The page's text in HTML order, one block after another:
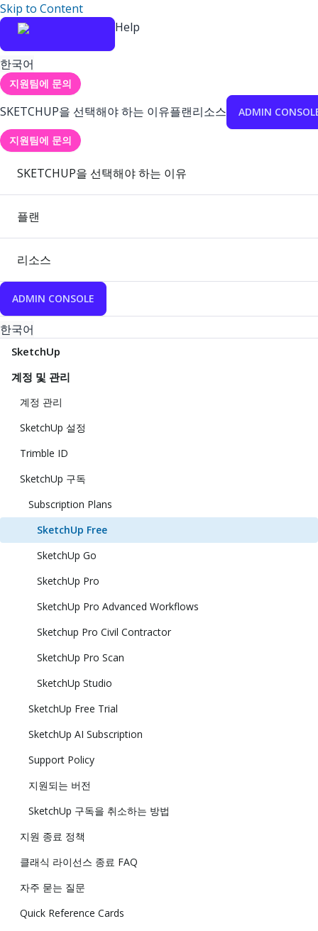
Skip to Content
Help
한국어
지원팀에 문의
SKETCHUP을 선택해야 하는 이유플랜리소스 ADMIN
지원팀에 문의
SKETCHUP을 선택해야 하는 이유
플랜
리소스
ADMIN CONSOLE
한국어
SketchUp
계정 및 관리
계정 관리
SketchUp 설정
Trimble ID
SketchUp 구독
Subscription Plans
SketchUp Free
SketchUp Go
SketchUp Pro
SketchUp Pro Advanced Workflows
Sketchup Pro Civil Contractor
SketchUp Pro Scan
SketchUp Studio
SketchUp Free Trial
SketchUp AI Subscription
Support Policy
지원되는 버전
SketchUp 구독을 취소하는 방법
지원 종료 정책
클래식 라이선스 종료 FAQ
자주 묻는 질문
Quick Reference Cards